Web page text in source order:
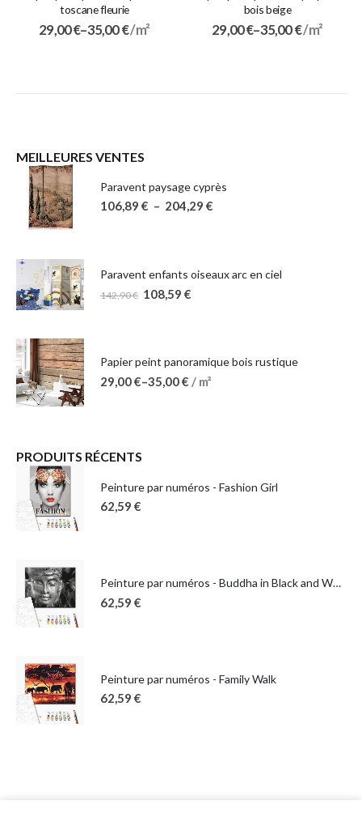
toscane fleurie
29,00€–35,00€/ m²
bois beige
29,00€–35,00€/ m²
MEILLEURES VENTES
Paravent paysage cyprès
106,89 € – 204,29 €
Paravent enfants oiseaux arc en ciel
142,90€ 108,59 €
Papier peint panoramique bois rustique
29,00€–35,00€ / m²
PRODUITS RÉCENTS
Peinture par numéros - Fashion Girl
62,59 €
Peinture par numéros - Buddha in Black and White
62,59 €
Peinture par numéros - Family Walk
62,59 €